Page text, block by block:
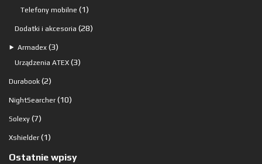
produkty
Telefony mobilne 11
produkt
Dodatki i akcesoria 2828
⯈ Armadex 33
produkty
Urządzenia ATEX 33
Durabook 22
produkty
NightSearcher 1010
Solexy 77
produktów
Xshielder 11
produkt
Ostatnie wpisy